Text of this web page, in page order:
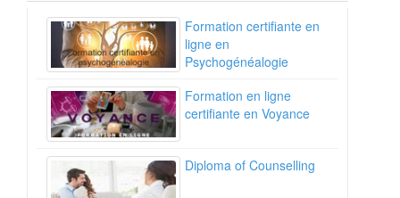
Formation certifiante en
ligne en
Psychogénéalogie
Formation en ligne
certifiante en Voyance
Diploma of Counselling